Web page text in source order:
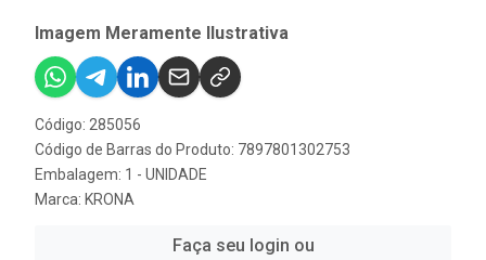
Imagem Meramente Ilustrativa
Código: 285056
Código de Barras do Produto: 7897801302753
Embalagem: 1 - UNIDADE
Marca: KRONA
Faça seu login ou